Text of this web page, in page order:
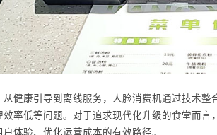
健康引导到离线服务，人脸消费机通过技术
率低等问题。对于追求现代化升级的食堂而
体验、优化运营成本的有效路径。